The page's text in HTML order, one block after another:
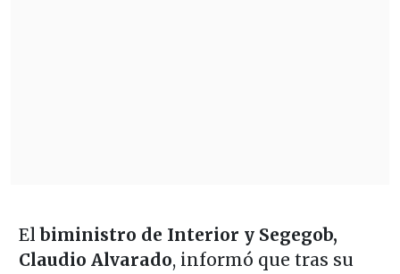
Elbiministro de Interior y Segegob,
Claudio Alvarado, informó que tras su